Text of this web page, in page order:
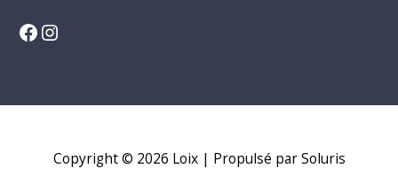
Facebook
Instagram
Copyright © 2026 Loix| Propulsé par Soluris